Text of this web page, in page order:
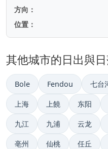
方向：
位置：
其他城市的日出與
Bole Fendou 七台
上海 上饒 东阳
九江 九浦 云龙
亳州 仙桃 任丘